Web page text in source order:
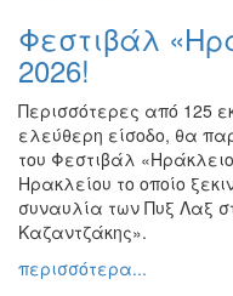
Εκδηλώσεις
ΤΟΠΟΣ
ΜΑΣ
ΔΗΜΟΣ
Φεστιβάλ
2026!
Περισσότερες από 125
ελεύθερη είσοδο, θα
του Φεστιβάλ
Ηρακλείου το οποίο
συναυλία των Πυξ Λαξ
Καζαντζάκης».
περισσότερα...